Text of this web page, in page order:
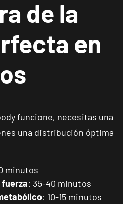
de la
en
funcione, necesitas una
una distribución óptima
minutos
: 35-40 minutos
: 10-15 minutos